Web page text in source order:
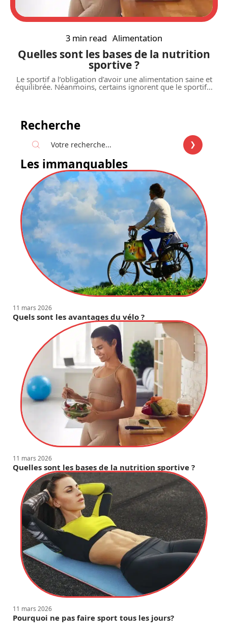
3 min read Alimentation
Quelles sont les bases de la nutrition
sportive ?
Le sportif a l’obligation d’avoir une alimentation saine et
équilibrée. Néanmoins, certains ignorent que le sportif…
Recherche
Les immanquables
11 mars 2026
Quels sont les avantages du vélo ?
11 mars 2026
Quelles sont les bases de la nutrition sportive ?
11 mars 2026
Pourquoi ne pas faire sport tous les jours?